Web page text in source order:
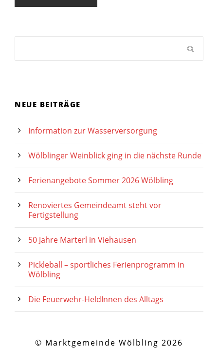
NEUE BEITRÄGE
Information zur Wasserversorgung
Wölblinger Weinblick ging in die nächste Runde
Ferienangebote Sommer 2026 Wölbling
Renoviertes Gemeindeamt steht vor
Fertigstellung
50 Jahre Marterl in Viehausen
Pickleball – sportliches Ferienprogramm in
Wölbling
Die Feuerwehr-HeldInnen des Alltags
© Marktgemeinde Wölbling 2026